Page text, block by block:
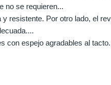
no se requieren...
resistente. Por otro lado, el
espejo agradables al